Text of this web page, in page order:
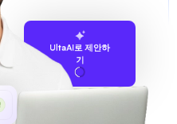
UltaAI로 제안하
기